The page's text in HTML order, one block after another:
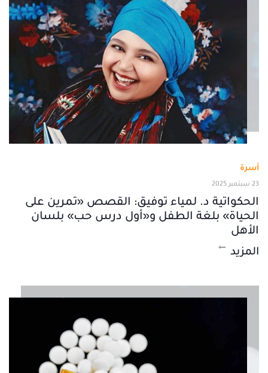
أسرة
23 سبتمبر 2025
الحكواتية د. لمياء توفيق: القصص «تمرين على
الحياة» بلغة الطفل و«أول درس حب» بلسان
الأهل
المزيد